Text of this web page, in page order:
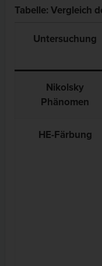
Tabelle: Vergleich
Untersuchung
Nikolsky
Phänomen
HE-Färbung